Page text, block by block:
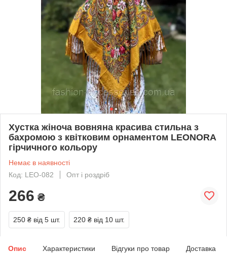
Хустка жіноча вовняна красива стильна з
бахромою з квітковим орнаментом LEONORA
гірчичного кольору
Немає в наявності
Код: LEO-082
Опт і роздріб
266 ₴
250 ₴ від 5 шт. 220 ₴ від 10 шт.
Опис Характеристики Відгуки про товар Доставка